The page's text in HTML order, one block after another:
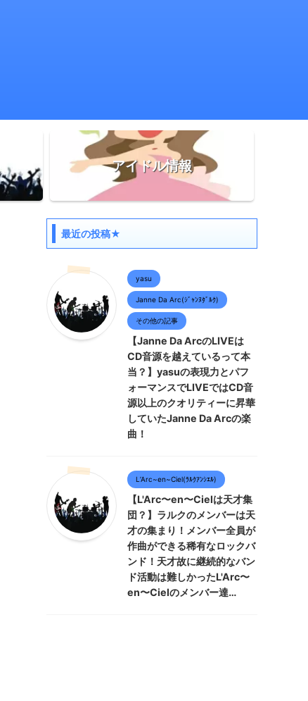
アイドル情報
最近の投稿★
yasu
Janne Da Arc(ｼﾞｬﾝﾇﾀﾞﾙｸ)
その他の記事
【Janne Da ArcのLIVEは
CD音源を越えているって本
当？】yasuの表現力とパフ
ォーマンスでLIVEではCD音
源以上のクオリティーに昇華
していたJanne Da Arcの楽
曲！
L’Arc~en~Ciel(ﾗﾙｸｱﾝｼｴﾙ)
【L'Arc〜en〜Cielは天才集
団？】ラルクのメンバーは天
才の集まり！メンバー全員が
作曲ができる稀有なロックバ
ンド！天才故に継続的なバン
ド活動は難しかったL'Arc〜
en〜Cielのメンバー達…